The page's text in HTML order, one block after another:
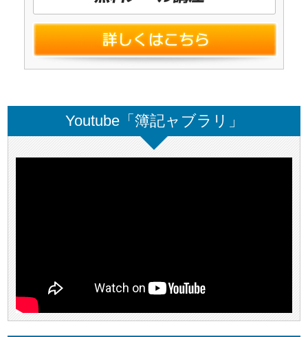
Youtube「簿記ャブラリ」